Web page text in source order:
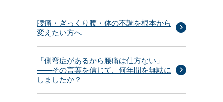
腰痛・ぎっくり腰・体の不調を根本から
変えたい方へ
「側弯症があるから腰痛は仕方ない」
——その言葉を信じて、何年間を無駄に
しましたか？